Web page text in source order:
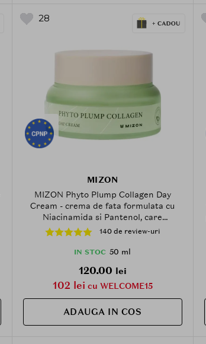
28
MIZON
MIZON Phyto Plump Collagen Day
Cream - crema de fata formulata cu
Niacinamida si Pantenol, care
contribuie la hidratarea pielii si la
metinerea confortului cutanat - 50 ml
140 de review-uri
IN STOC 50 ml
120.00 lei
102 lei cu WELCOME15
ADAUGA IN COS